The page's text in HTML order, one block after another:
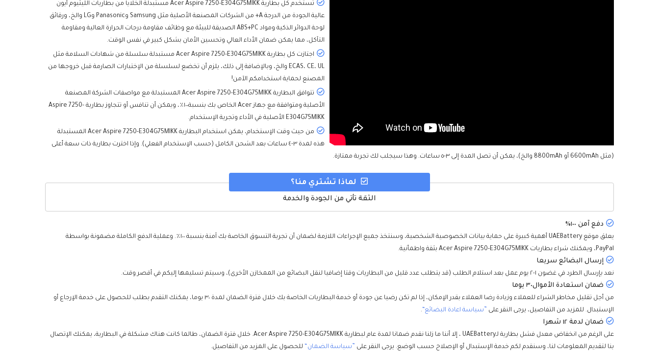
تستخدم كل بطارية Acer Aspire 7250-E304G75MIKK مستبدلة الخلايا من بطاريات الليثيوم أيون
عالية الجودة من الدرجة A+ من الشركات المصنعة الأصلية مثل Samsung وPanasonic وLG والخ، ورقائق
لوحة الدوائر الذكية ومواد ABS+PC الصديقة للبيئة مع وظائف مقاومة درجات الحرارة العالية ومقاومة
التآكل، مما يمكن ضمان الأداء العالي وتحسين الأمان بشكل كبير في نفس الوقت.
اجتازت كل بطارية Acer Aspire 7250-E304G75MIKK مستبدلة سلسلة من شهادات السلامة مثل
ECAS، CE، UL والخ، وبالإضافة إلى ذلك، يلزم أن تخضع لسلسلة من الإختبارات الصارمة قبل خروجها من
المصنع لحماية استخدامكم الآمن!
تتوافق البطارية Acer Aspire 7250-E304G75MIKK المستبدلة مع مواصفات الشركة المصنعة
الأصلية ومتوافقة مع جهاز Acer الخاص بك بنسبة١٠٠٪، ويمكن أن تنافس أو تتجاوز بطارية Aspire 7250-
E304G75MIKK الأصلية في الأداء وتجرية الإستخدام.
من حيث وقت الإستخدام، يمكن استخدام البطارية Acer Aspire 7250-E304G75MIKK المستبدلة
هذه لمدة ٣-٤ ساعات بعد الشحن الكامل (حسب الإستخدام الفعلي). وإذا اخترت بطارية ذات سعة أعلى
(مثل 6600mAh أو 8800mAh والخ)، يمكن أن تصل المدة إلى ٣-٥ ساعات. وهذا سيجلب لك تجربة ممتازة.
لماذا تشتري منا؟
الثقة تأتي من الجودة والخدمة
دفع آمن ١٠٠٪
يعلق موقع UAEBattery أهمية كبيرة على حماية بيانات الخصوصية الشخصية، وسنتخذ جميع الإجراءات اللازمة لضمان أن تجربة التسوق الخاصة بك آمنة بنسبة ١٠٠٪. وعملية الدفع الكاملة مضمونة بواسطة
PayPal، ويمكنك شراء بطاريات Acer Aspire 7250-E304G75MIKK بثقة واطمأنية.
إرسال البضائع سريعا
نعد بإرسال الطرد في غضون ١-٢ يوم عمل بعد استلام الطلب (قد يتطلب عدد قليل من البطاريات وقتا إضافيا لنقل البضائع من الممخازن الأخرى)، وسيتم تسليمها إليكم في أقصر وقت.
ضمان استعادة الأموال٣٠ يوما
من أجل تقليل مخاطر الشراء للعملاء وزيادة رضا العملاء بقدر الإمكان، إذا لم تكن رضيا عن جودة أو خدمة البطاريات الخاصة بك خلال فترة الضمان لمدة ٣٠ يوما، يمكنك التقدم بطلب للحصول على خدمة الإرجاع أو
الإستبدال. للمزيد من التفاصيل، يرجى النقر على
”سياسة اعادة البضائع“ .
ضمان لدمة ١٢ شهرا
على الرغم من انخفاض معدل فشل بطارية لـUAEBattery ، إلا أننا ما زلنا نقدم ضمانا لمدة عام لبطارية Acer Aspire 7250-E304G75MIKK. خلال فترة الضمان، طالما كانت هناك مشكلة في البطارية، يمكنك الإتصال
بنا لتقديم المعلومات لنا، وسنقدم لكم خدمة الإستبدال أو الإصلاح حسب الوضع. يرجى النقر على
”سياسة الضمان“ للحصول على المزيد من التفاصيل.